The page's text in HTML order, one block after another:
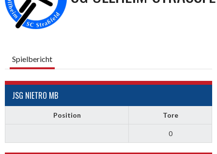
Spielbericht
JSG NIETRO MB
Position Tore
0